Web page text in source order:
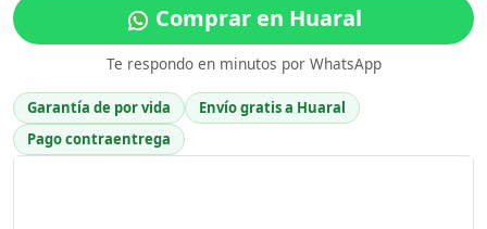
Comprar en Huaral
Te respondo en minutos por WhatsApp
Garantía de por vida
Envío gratis a Huaral
Pago contraentrega